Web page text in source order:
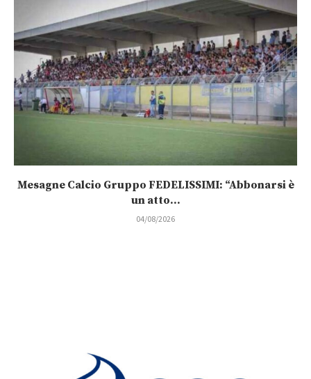
Mesagne Calcio Gruppo FEDELISSIMI: “Abbonarsi è
un atto...
04/08/2026